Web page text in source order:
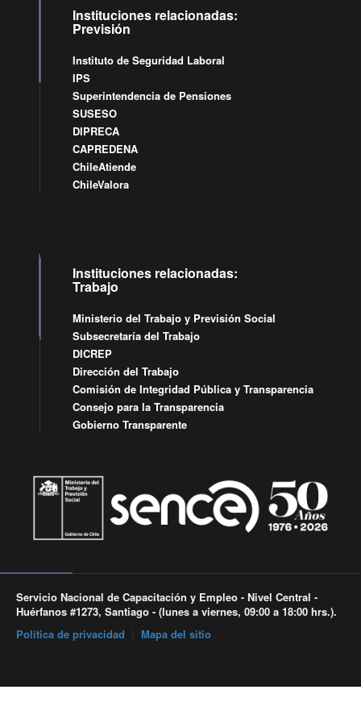
Instituciones relacionadas:
Previsión
Instituto de Seguridad Laboral
IPS
Superintendencia de Pensiones
SUSESO
DIPRECA
CAPREDENA
ChileAtiende
ChileValora
Instituciones relacionadas:
Trabajo
Ministerio del Trabajo y Previsión Social
Subsecretaría del Trabajo
DICREP
Dirección del Trabajo
Comisión de Integridad Pública y Transparencia
Consejo para la Transparencia
Gobierno Transparente
Servicio Nacional de Capacitación y Empleo - Nivel Central -
Huérfanos #1273, Santiago - (lunes a viernes, 09:00 a 18:00 hrs.).
Política de privacidad
Mapa del sitio